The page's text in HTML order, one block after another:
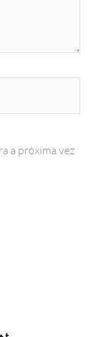
a próxima vez